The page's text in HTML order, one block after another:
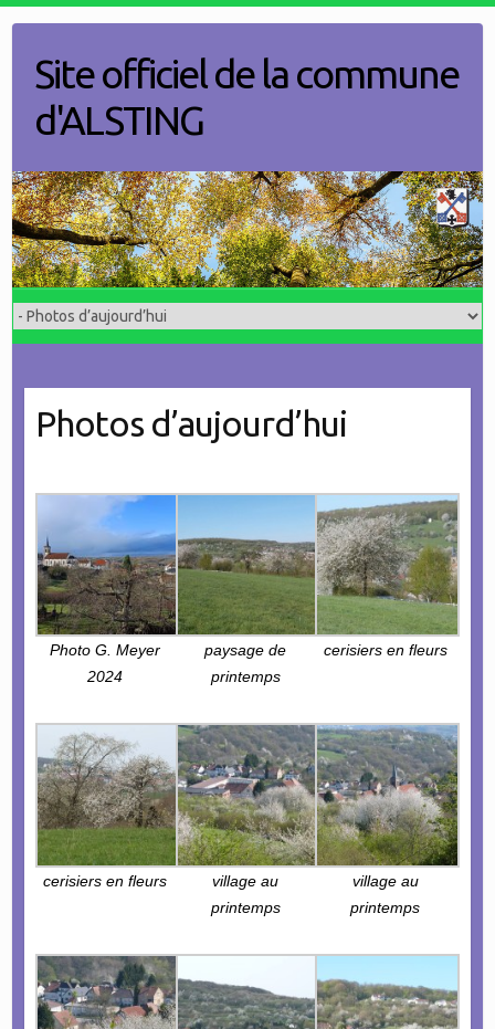
contentSite officiel de la commune
d'ALSTING
Photos d’aujourd’hui
Photo G. Meyer
2024
paysage de
printemps
cerisiers en fleurs
cerisiers en fleurs
village au
printemps
village au
printemps